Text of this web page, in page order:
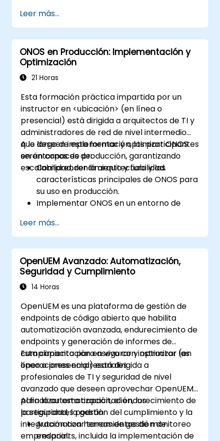
con routers, switches y equipos
personales (PC).
Integrar GNS3 con herramientas como
Wireshark para el análisis de paquetes.
Leer más...
ONOS en Producción: Implementación y
Optimización
21 Horas
Esta formación práctica impartida por un
instructor en <ubicación> (en línea o
presencial) está dirigida a arquitectos de TI y
administradores de red de nivel intermedio
que deseen implementar y optimizar ONOS
en entornos de producción, garantizando
escalabilidad, rendimiento y fiabilidad.
A lo largo de esta formación, los participantes
serán capaces de:
Comprender la arquitectura y las
características principales de ONOS para
su uso en producción.
Implementar ONOS en un entorno de
prácticas.
Configurar clústeres, redundancia y
tolerancia a fallos en ONOS.
Monitorear, solucionar problemas y
optimizar las implementaciones de ONOS
para mejorar la escalabilidad y el
Integrar ONOS con la infraestructura y
herramientas de red existentes.
Planificar y ejecutar un proceso exitoso
de actualización de ONOS.
Leer más...
OpenUEM Avanzado: Automatización,
Seguridad y Cumplimiento
14 Horas
OpenUEM es una plataforma de gestión de
endpoints de código abierto que habilita
automatización avanzada, endurecimiento de
endpoints y generación de informes de
cumplimiento para asegurar y optimizar las
operaciones empresariales.
Esta capacitación en vivo con instructor (en
línea o presencial) está dirigida a
profesionales de TI y seguridad de nivel
avanzado que deseen aprovechar OpenUEM
para la automatización, el endurecimiento de
la seguridad, la gestión del cumplimiento y la
integración con herramientas de monitoreo
empresarial.
Al finalizar esta capacitación, los
participantes podrán:
Automatizar tareas de gestión de
endpoints, incluida la implementación de